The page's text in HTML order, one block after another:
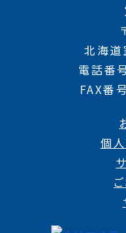
北海
電話番
FAX番
個